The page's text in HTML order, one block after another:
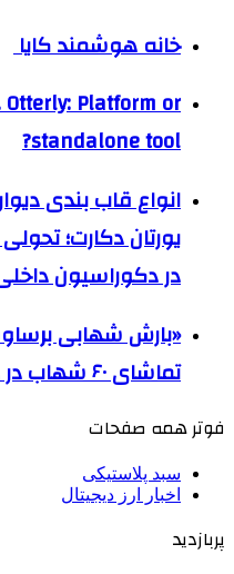
خانه هوشمند کایا
Otterly: Platform or
standalone tool?
انواع قاب بندی
یورتان دکارت؛
در دکوراسیون
«بارش شهابی
تماشای ۶۰ شهاب در هر ساعت!
فوتر همه صفحات
سبد پلاستیکی
اخبار ارز دیجیتال
پربازدید